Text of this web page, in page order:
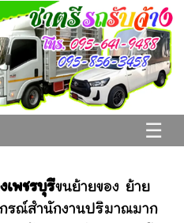
☰
เพชรบุรีขนย้ายของ ย้าย
รณ์สำนักงานปริมาณมาก